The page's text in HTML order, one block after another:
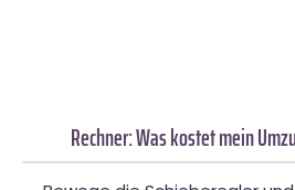
Rechner: Was kostet mein